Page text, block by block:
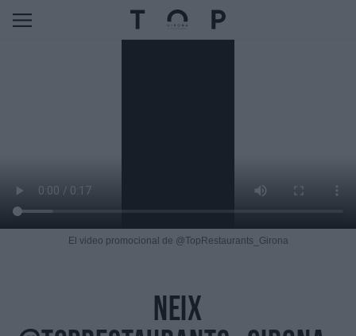
El video promocional de @TopRestaurants_Girona
Neix